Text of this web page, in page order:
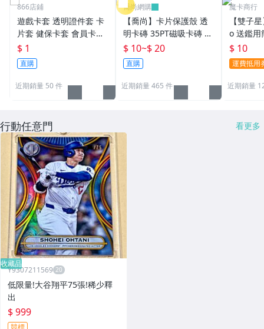
866店鋪
遊戲卡套 透明證件套 卡
片套 健保卡套 會員卡套
身分證卡套 名片夾 悠遊
卡 IC卡套 提款卡套 銀行
卡套 名片
$ 1
直購
近期銷量 50 件
喬尚網購
【喬尚】卡片保護殼 透
明卡磚 35PT磁吸卡磚 貝
殼卡磚 球員卡保護殼 卡
磚展示架 寶可夢 遊戲卡
球員卡
$ 10~$ 20
直購
近期銷量 465 件
魔卡商行
【雙子
o 送鑑用
43000
$ 10
運費抵用
近期銷量
行動任意門 看更多
收藏品
Y9307211569
低限量!大谷翔平75張!稀少釋
出
$ 999